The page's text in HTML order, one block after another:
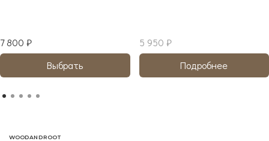
7 800 ₽
Выбрать
5 950 ₽
Подробнее
WOODANDROOT